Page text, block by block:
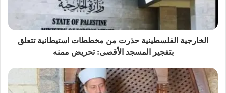
الخارجية الفلسطينية حذرت من مخططات استيطانية تتعلق
بتفجير المسجد الأقصى: تحريض ممنه